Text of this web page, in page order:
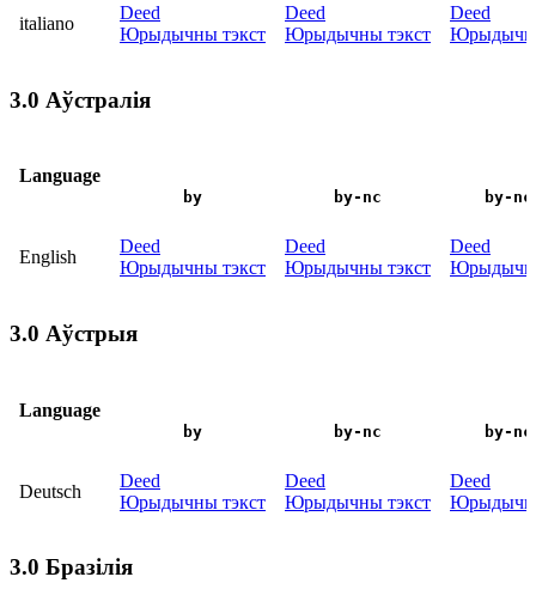
italiano
Deed
Юрыдычны тэкст
Deed
Юрыдычны тэкст
Deed
3.0 Аўстралія
Language
by by-nc by-
English
Deed
Юрыдычны тэкст
Deed
Юрыдычны тэкст
Deed
3.0 Аўстрыя
Language
by by-nc by-
Deutsch
Deed
Юрыдычны тэкст
Deed
Юрыдычны тэкст
Deed
3.0 Бразілія